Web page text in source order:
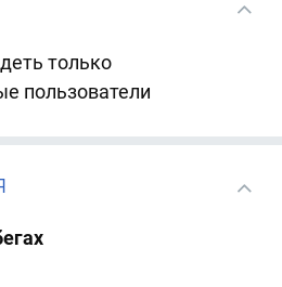
только
пользователи